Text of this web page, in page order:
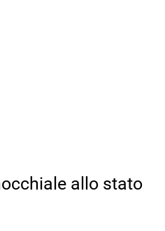
allo stato